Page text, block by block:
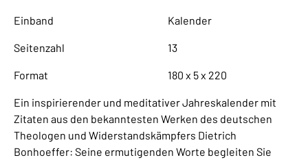
Einband Kalender
Seitenzahl 13
Format 180 x 5 x 220
Ein inspirierender und meditativer Jahreskalender mit
Zitaten aus den bekanntesten Werken des deutschen
Theologen und Widerstandskämpfers Dietrich
Bonhoeffer: Seine ermutigenden Worte begleiten Sie